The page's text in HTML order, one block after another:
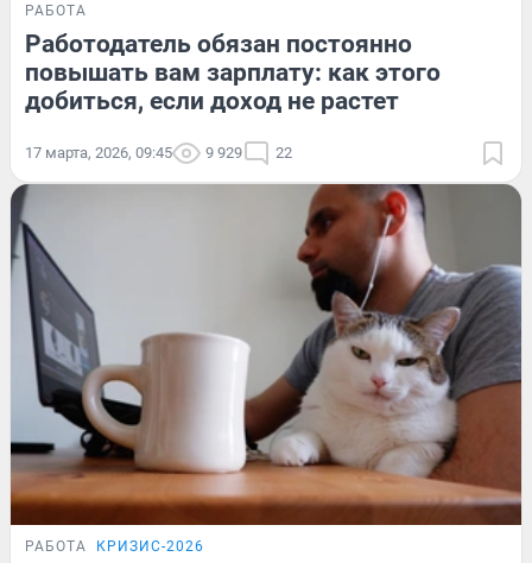
РАБОТА
Работодатель обязан постоянно
повышать вам зарплату: как этого
добиться, если доход не растет
17 марта, 2026, 09:45 9 929 22
РАБОТА КРИЗИС-2026